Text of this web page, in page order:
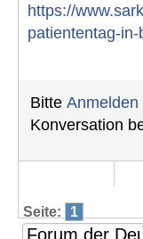
https://
patiententag-
Bitte Anmelden
Konversation
Seite: 1